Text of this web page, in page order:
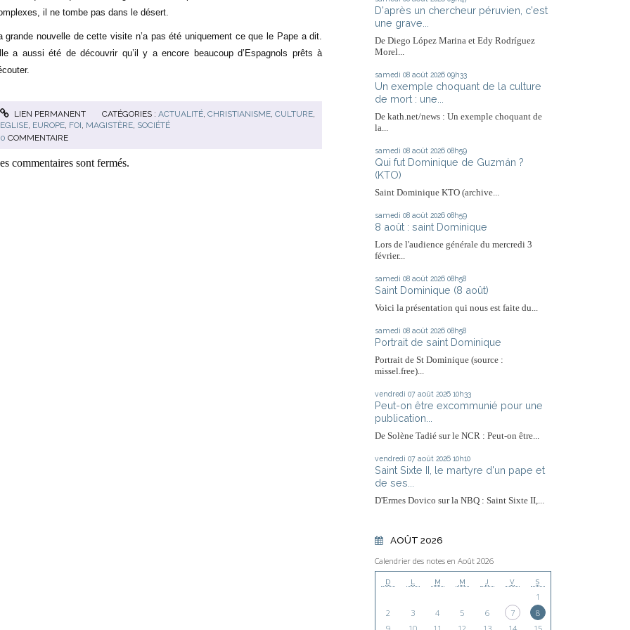
il ne tombe pas dans le désert.
grande nouvelle de cette visite n’a pas été uniquement ce que le Pape a dit.
a aussi été de découvrir qu’il y a encore beaucoup d’Espagnols prêts à
LIEN PERMANENT CATÉGORIES :ACTUALITÉ ,CHRISTIANISME ,CULTURE
EGLISE, EUROPE, FOI MAGISTÈRE, SOCIÉTÉ
0 COMMENTAIRE
commentaires sont fermés.
D'après un chercheur péruvien, c'est
une grave...
De Diego López Marina et Edy Rodríguez
Morel...
samedi 08 août 2026 09h33
Un exemple choquant de la culture
de mort : une...
De kath.net/news : Un exemple choquant de
la...
samedi 08 août 2026 08h59
Qui fut Dominique de Guzmán ?
(KTO)
Saint Dominique KTO (archive...
samedi 08 août 2026 08h59
8 août : saint Dominique
Lors de l'audience générale du mercredi 3
février...
samedi 08 août 2026 08h58
Saint Dominique (8 août)
Voici la présentation qui nous est faite du...
samedi 08 août 2026 08h58
Portrait de saint Dominique
Portrait de St Dominique (source :
missel.free)...
vendredi 07 août 2026 10h33
Peut-on être excommunié pour une
publication...
De Solène Tadié sur le NCR : Peut-on être...
vendredi 07 août 2026 10h10
Saint Sixte II, le martyre d'un pape et
de ses...
D'Ermes Dovico sur la NBQ : Saint Sixte II,...
AOÛT 2026
Calendrier des notes en Août 2026
D L M M J V S
1
2
3 4 5 6 7
8